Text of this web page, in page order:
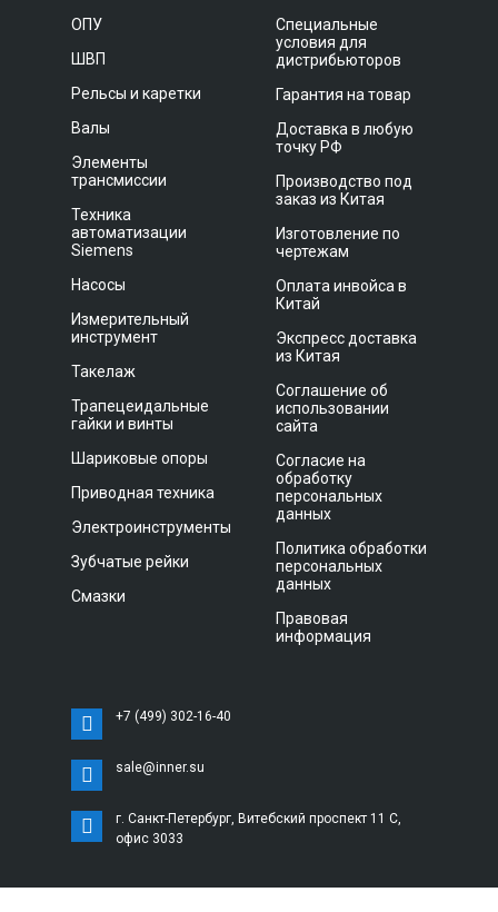
ОПУ
ШВП
Рельсы и каретки
Валы
Элементы
трансмиссии
Техника
автоматизации
Siemens
Насосы
Измерительный
инструмент
Такелаж
Трапецеидальные
гайки и винты
Шариковые опоры
Приводная техника
Электроинструменты
Зубчатые рейки
Смазки
Специальные
условия для
дистрибьюторов
Гарантия на товар
Доставка в любую
точку РФ
Производство под
заказ из Китая
Изготовление по
чертежам
Оплата инвойса в
Китай
Экспресс доставка
из Китая
Соглашение об
использовании
сайта
Согласие на
обработку
персональных
данных
Политика обработки
персональных
данных
Правовая
информация
+7 (499) 302-16-40
sale@inner.su
г. Санкт-Петербург, Витебский проспект 11 С,
офис 3033